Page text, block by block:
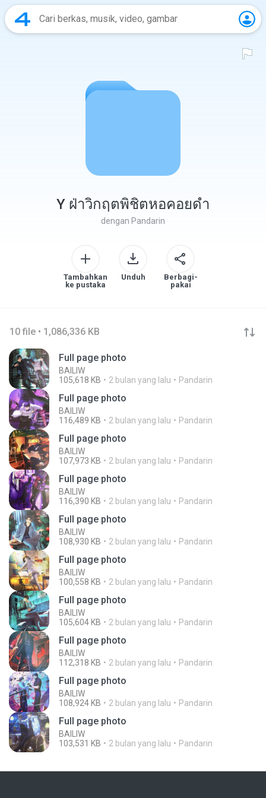
Y ฝ่าวิกฤตพิชิตหอคอยดำ
dengan Pandarin
Tambahkan
ke pustaka
Unduh
Berbagi-
pakai
10 file • 1,086,336 KB
Full page photo
BAILIW
105,618 KB
2 bulan yang lalu Pandarin
Full page photo
BAILIW
116,489 KB
2 bulan yang lalu Pandarin
Full page photo
BAILIW
107,973 KB
2 bulan yang lalu Pandarin
Full page photo
BAILIW
116,390 KB
2 bulan yang lalu Pandarin
Full page photo
BAILIW
108,930 KB
2 bulan yang lalu Pandarin
Full page photo
BAILIW
100,558 KB
2 bulan yang lalu Pandarin
Full page photo
BAILIW
105,604 KB
2 bulan yang lalu Pandarin
Full page photo
BAILIW
112,318 KB
2 bulan yang lalu Pandarin
Full page photo
BAILIW
108,924 KB
2 bulan yang lalu Pandarin
Full page photo
BAILIW
103,531 KB
2 bulan yang lalu Pandarin